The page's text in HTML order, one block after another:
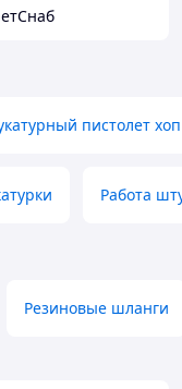
пистолет
Работа
Резиновые шланги